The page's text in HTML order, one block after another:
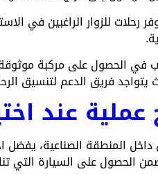
رحلات للزوار الراغبين في
في الحصول على مركبة
يتواجد فريق الدعم لتنسيق
عملية عند
داخل المنطقة الصناعية،
الحصول على السيارة